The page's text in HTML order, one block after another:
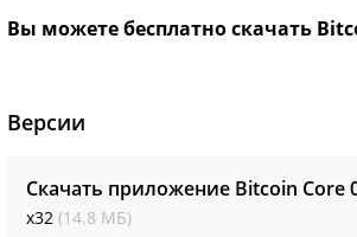
Вы можете бесплатно скачать
Версии
Скачать приложение Bitcoin Core
x32 (14.8 МБ)